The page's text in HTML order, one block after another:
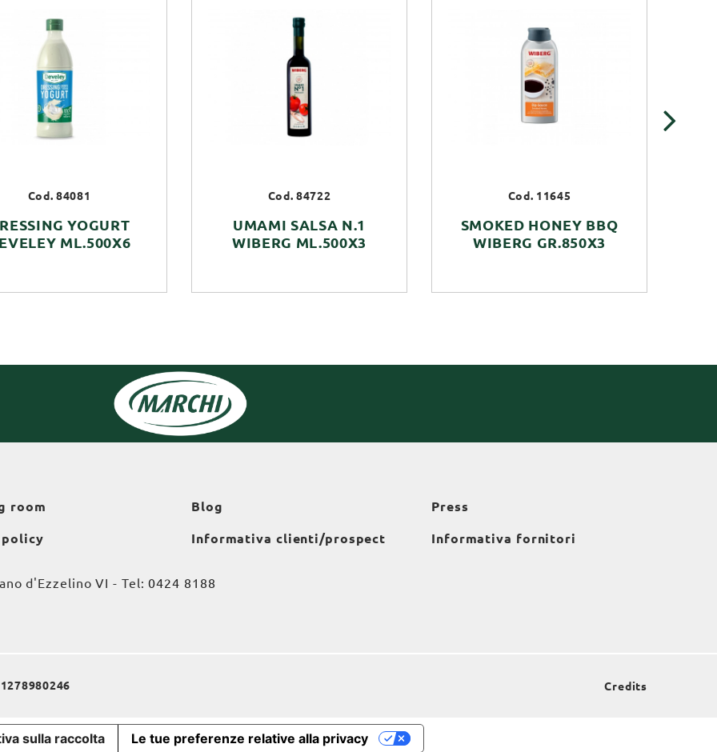
Cod. 84081
YOGURT
ML.500X6
Cod. 84722
UMAMI SALSA N.1
WIBERG ML.500X3
Cod. 11645
SMOKED HONEY BBQ
WIBERG GR.850X3
room
policy
Blog
Informativa clienti/prospect
Press
Informativa fornitori
d'Ezzelino VI - Tel:0424 8188
Credits
sulla raccolta Le tue preferenze relative alla privacy